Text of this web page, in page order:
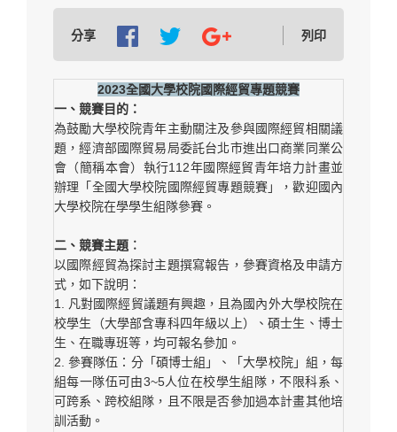
分享 列印
2023全國大學校院國際經貿專題競賽
一 、競賽目的：
為鼓勵大學校院青年主動關注及參與國際經貿相關議
題，經濟部國際貿易局委託台北市進出口商業同業公
會（簡稱本會）執行112年國際經貿青年培力計畫並
辦理「全國大學校院國際經貿專題競賽」，歡迎國內
大學校院在學學生組隊參賽。
二、競賽主題︰
以國際經貿為探討主題撰寫報告，參賽資格及申請方
式，如下說明：
1. 凡對國際經貿議題有興趣，且為國內外大學校院在
校學生（大學部含專科四年級以上）、碩士生、博士
生、在職專班等，均可報名參加。
2. 參賽隊伍：分「碩博士組」、「大學校院」組，每
組每一隊伍可由3~5人位在校學生組隊，不限科系、
可跨系、跨校組隊，且不限是否參加過本計畫其他培
訓活動。